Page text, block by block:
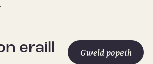
eraill Gweld popeth